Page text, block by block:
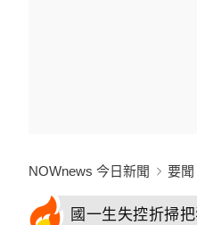
NOWnews 今日新聞 要聞
國一生失控折掃